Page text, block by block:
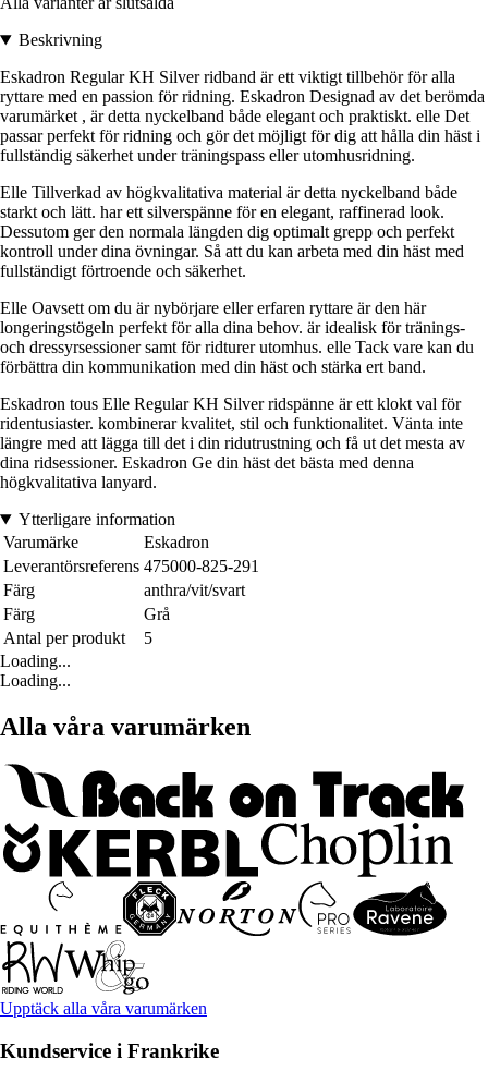
Beskrivning
Eskadron Regular KH Silver ridband är ett viktigt tillbehör för alla
ryttare med en passion för ridning. Eskadron Designad av det berömda
varumärket , är detta nyckelband både elegant och praktiskt. elle Det
passar perfekt för ridning och gör det möjligt för dig att hålla din häst i
fullständig säkerhet under träningspass eller utomhusridning.
Elle Tillverkad av högkvalitativa material är detta nyckelband både
starkt och lätt. har ett silverspänne för en elegant, raffinerad look.
Dessutom ger den normala längden dig optimalt grepp och perfekt
kontroll under dina övningar. Så att du kan arbeta med din häst med
fullständigt förtroende och säkerhet.
Elle Oavsett om du är nybörjare eller erfaren ryttare är den här
longeringstögeln perfekt för alla dina behov. är idealisk för tränings-
och dressyrsessioner samt för ridturer utomhus. elle Tack vare kan du
förbättra din kommunikation med din häst och stärka ert band.
Eskadron tous Elle Regular KH Silver ridspänne är ett klokt val för
ridentusiaster. kombinerar kvalitet, stil och funktionalitet. Vänta inte
längre med att lägga till det i din ridutrustning och få ut det mesta av
dina ridsessioner. Eskadron Ge din häst det bästa med denna
högkvalitativa lanyard.
Ytterligare information
Varumärke
Eskadron
Leverantörsreferens 475000-825-291
Färg
anthra/vit/svart
Färg
Grå
Antal per produkt
5
Loading...
Loading...
Alla våra varumärken
Upptäck alla våra varumärken
Kundservice i Frankrike